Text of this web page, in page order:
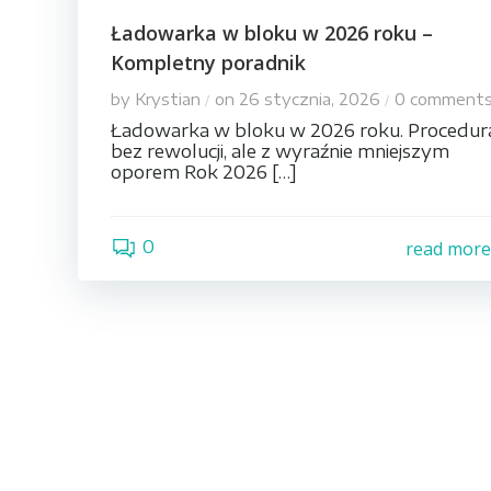
Ładowarka w bloku w 2026 roku –
Kompletny poradnik
by Krystian / on 26 stycznia, 2026 / 0 comments
Ładowarka w bloku w 2026 roku.
bez rewolucji, ale z wyraźnie mniejszym
oporem Rok 2026 […]
0 read more